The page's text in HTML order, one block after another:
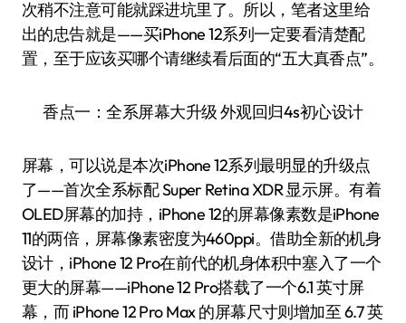
次稍不注意可能就踩进坑里了。所以，笔者这里给
出的忠告就是——买iPhone 12系列一定要看清楚配
置，至于应该买哪个请继续看后面的“五大真香点”。
香点一：全系屏幕大升级 外观回归4s初心设计
屏幕，可以说是本次iPhone 12系列最明显的升级点
了——首次全系标配 Super Retina XDR 显示屏。有着
OLED屏幕的加持，iPhone 12的屏幕像素数是iPhone
11的两倍，屏幕像素密度为460ppi。借助全新的机身
设计，iPhone 12 Pro在前代的机身体积中塞入了一个
更大的屏幕——iPhone 12 Pro搭载了一个6.1 英寸屏
幕，而 iPhone 12 Pro Max 的屏幕尺寸则增加至 6.7 英